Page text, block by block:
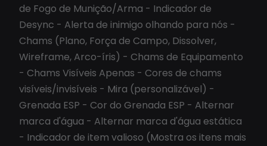
de Fogo de Munição/Arma - Indicador de
Desync - Alerta de inimigo olhando para nós -
Chams (Plano, Força de Campo, Dissolver,
Wireframe, Arco-íris) - Chams de Equipamento
- Chams Visíveis Apenas - Cores de chams
visíveis/invisíveis - Mira (personalizável) -
Grenada ESP - Cor do Grenada ESP - Alternar
marca d'água - Alternar marca d'água estática
- Indicador de item valioso (Mostra os itens mais